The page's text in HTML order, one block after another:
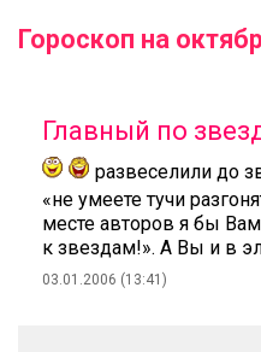
Гороскоп на
Главный по
развеселили до
«не умеете тучи
месте авторов я бы
к звездам!». А Вы и в
03.01.2006 (13:41)